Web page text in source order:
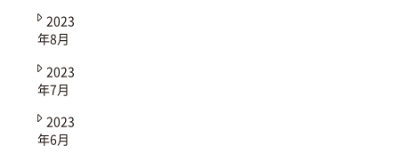
2023
年8月
2023
年7月
2023
年6月